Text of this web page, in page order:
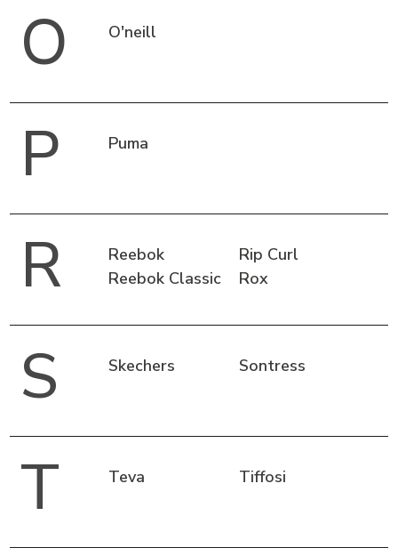
O O'neill
P Puma
R
Reebok
Reebok Classic
Rip Curl
Rox
S Skechers Sontress
T Teva Tiffosi